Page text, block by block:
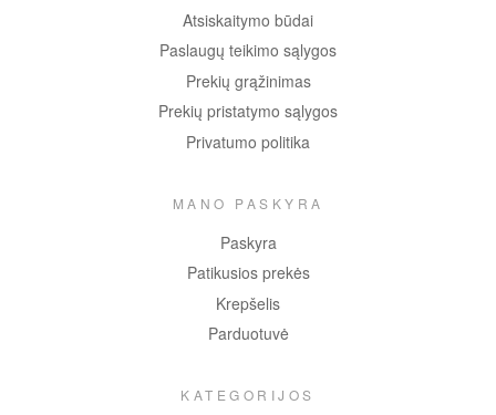
Atsiskaitymo būdai
Paslaugų teikimo sąlygos
Prekių grąžinimas
Prekių pristatymo sąlygos
Privatumo politika
MANO PASKYRA
Paskyra
Patikusios prekės
Krepšelis
Parduotuvė
KATEGORIJOS